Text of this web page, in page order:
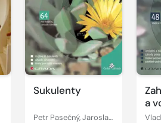
Sukulenty
Petr Pasečný, Jaroslav Ullmann
a